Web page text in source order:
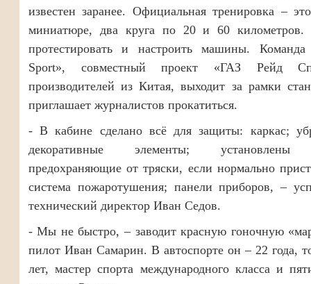
известен заранее. Официальная тренировка –
миниатюре, два круга по 20 и 60 километров.
протестировать и настроить машины. Команда
Sport», совместный проект «ГАЗ Рейд
производителей из Китая, выходит за рамки
приглашает журналистов прокатиться.
- В кабине сделано всё для защиты: каркас;
декоративные элементы; установлены
предохраняющие от тряски, если нормально
система пожаротушения; панели приборов, –
технический директор Иван Седов.
- Мы не быстро, – заводит красную гоночную
пилот Иван Самарин. В автоспорте он – 22 года,
лет, мастер спорта международного класса и